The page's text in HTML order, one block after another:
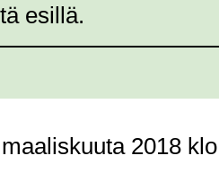
esillä.
2018